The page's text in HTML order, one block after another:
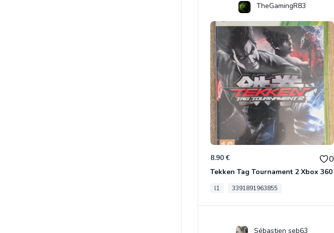
TheGamingR83
8.90 € 0
Tekken Tag Tournament 2 Xbox 360
l1 3391891963855
Sébastien seb63